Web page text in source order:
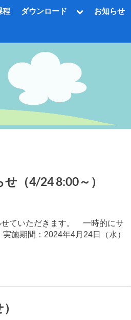
程 ダウンロード
Toggleお知らせ
（4/24 8:00～）
ていただきます。 一時的にサ
施期間：2024年4月24日（水）